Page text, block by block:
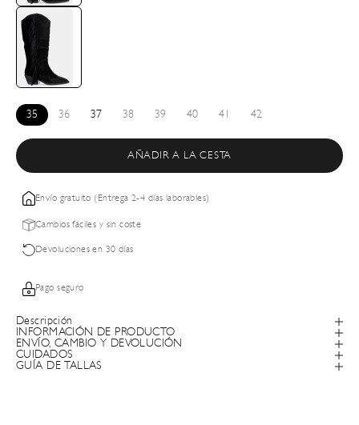
35 36 37 38 39 40 41 42
AÑADIR A LA CESTA
Envío gratuito (Entrega 2-4 días laborables)
Cambios fáciles y sin coste
Devoluciones en 30 días
Pago seguro
Descripción
INFORMACIÓN DE PRODUCTO
ENVÍO, CAMBIO Y DEVOLUCIÓN
CUIDADOS
GUÍA DE TALLAS